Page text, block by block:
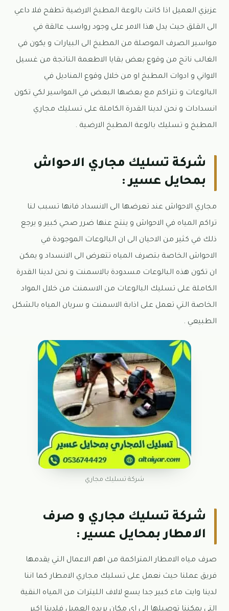
عزيزي العميل اذا كانت بالوعة المطبخ الارضية تطفح فلا داعي
الى القلق حيث يدل هذا الامر على وجود رواسب عالقة في
مواسير الصرف الموصلة من المطبخ الى البيارات و يكون في
الغالب ناتج من وقوع بعض بقايا الاطعمة الناتجة من غسيل
الاواني و ادوات المطبخ او من خلال وقوع المناديل في
البالوعات و تتراكم مع بعضها البعض في المواسير لكي تكون
انسدادات و نحن لدينا القدرة الكاملة على تسليك مجاري
المطبخ و تسليك بالوعة المطبخ الارضية .
شركة تسليك مجاري الاحواش
بمحايل عسير :
مجاري الاحواش عند تعرضها الى الانسداد فانها تسبب لنا
تراكم المياه في الاحواش و ينتج عنها ضرر صحي كبير و يرجع
ذلك في كثير من الاحيان الى ان البالوعات الموجودة في
الاحواش الخاصة بتصرف المياه تتعرض الى الانسداد و يمكن
ان تكون هذه البالوعات مسدودة بالاسمنت و نحن لدينا القدرة
الكاملة على تسليك البالوعات من الاسمنت من خلال المواد
الخاصة التي تعمل على اذابة الاسمنت و سريان المياه بالشكل
الطبيعي .
شركة تسليك مجاري
شركة تسليك مجاري و صرف
الامطار بمحايل عسير :
صرف مياه الامطار المتراكمة من اهم الاعمال التي يقدمها
فريق عملنا حيث نعمل على تسليك مجاري الامطار كما اننا
لدينا وايت ماء كبير جدا يسع لالاف الليترات من المياه النقية